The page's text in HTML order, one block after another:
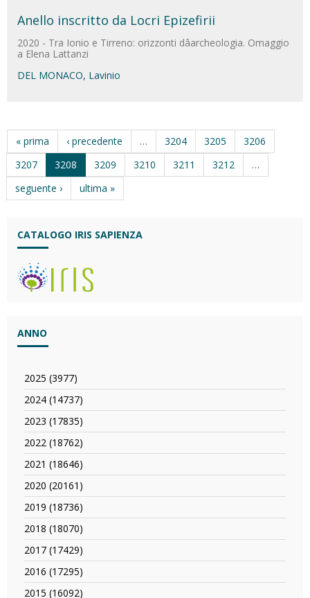
Anello inscritto da Locri Epizefirii
2020 - Tra Ionio e Tirreno: orizzonti dâarcheologia. Omaggio
a Elena Lattanzi
DEL MONACO, Lavinio
« prima ‹ precedente … 3204 3205
3206
3207
3208 3209 3210 3211 3212
…
seguente ›
ultima »
CATALOGO IRIS SAPIENZA
ANNO
2025 (3977)
2025
filter
2024 (14737)
2024
2023 (17835)
2023
2022 (18762)
2022
2021 (18646)
2021
2020 (20161)
2020
2019 (18736)
2019
2018 (18070)
2018
2017 (17429)
2017
2016 (17295)
2016
2015 (16092)